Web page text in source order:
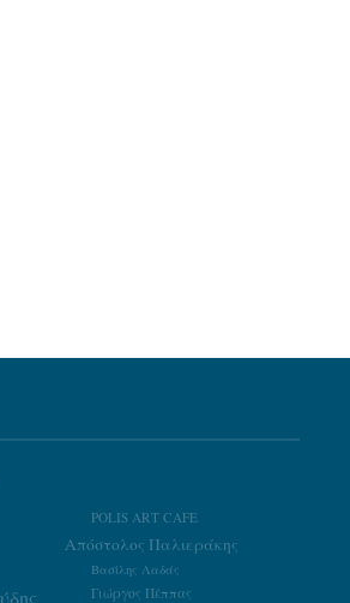
POLIS ART CAFE
Απόστολος Παλιεράκης
Βασίλης Λαδάς
Γιώργος Πέππας